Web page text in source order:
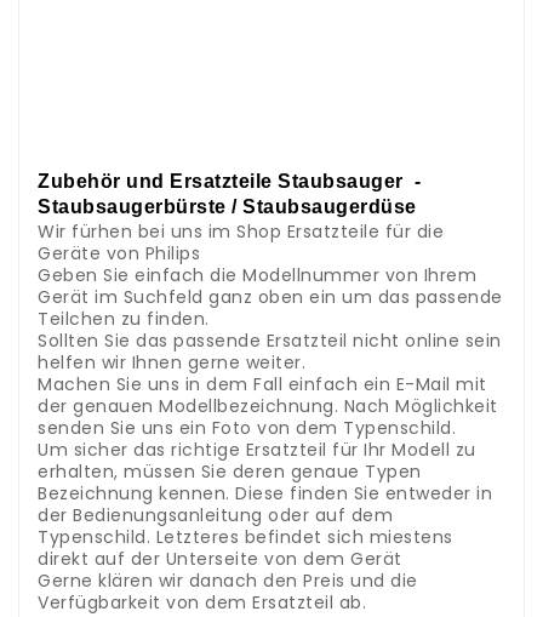
Zubehör und Ersatzteile Staubsauger -
Staubsaugerbürste / Staubsaugerdüse
Wir fürhen bei uns im Shop Ersatzteile für die
Geräte von Philips
Geben Sie einfach die Modellnummer von Ihrem
Gerät im Suchfeld ganz oben ein um das passende
Teilchen zu finden.
Sollten Sie das passende Ersatzteil nicht online sein
helfen wir Ihnen gerne weiter.
Machen Sie uns in dem Fall einfach ein E-Mail mit
der genauen Modellbezeichnung. Nach Möglichkeit
senden Sie uns ein Foto von dem Typenschild.
Um sicher das richtige Ersatzteil für Ihr Modell zu
erhalten, müssen Sie deren genaue Typen
Bezeichnung kennen. Diese finden Sie entweder in
der Bedienungsanleitung oder auf dem
Typenschild. Letzteres befindet sich miestens
direkt auf der Unterseite von dem Gerät
Gerne klären wir danach den Preis und die
Verfügbarkeit von dem Ersatzteil ab.